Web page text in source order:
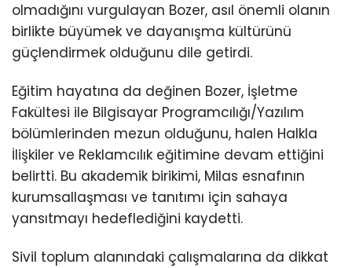
olmadığını vurgulayan Bozer, asıl önemli olanın
birlikte büyümek ve dayanışma kültürünü
güçlendirmek olduğunu dile getirdi.
Eğitim hayatına da değinen Bozer, İşletme
Fakültesi ile Bilgisayar Programcılığı/Yazılım
bölümlerinden mezun olduğunu, halen Halkla
İlişkiler ve Reklamcılık eğitimine devam ettiğini
belirtti. Bu akademik birikimi, Milas esnafının
kurumsallaşması ve tanıtımı için sahaya
yansıtmayı hedeflediğini kaydetti.
Sivil toplum alanındaki çalışmalarına da dikkat